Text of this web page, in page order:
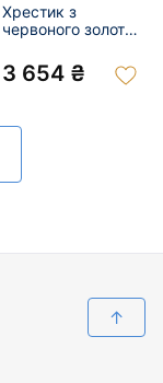
Хрестик з
червоного золота
3 654 ₴
↑